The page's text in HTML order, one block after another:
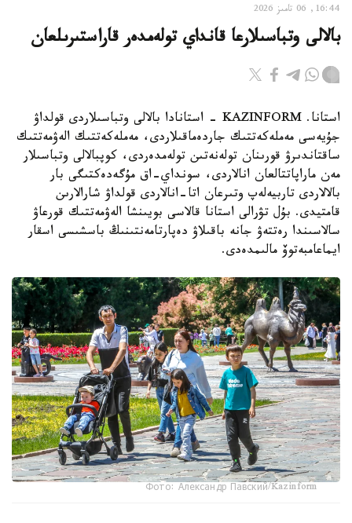
16:44, 06 تامىز 2026
بالالى وتباسىلارعا قانداي تولەمدەر قاراستىرىلعان
استانا. KAZINFORM - استانادا بالالى وتباسىلاردى قولداۋ
جۇيەسى مەملەكەتتىك جاردەماقىلاردى، مەملەكەتتىك الەۋمەتتىك
ساقتاندىرۋ قورىنان تولەنەتىن تولەمدەردى، كوپبالالى وتباسىلار
مەن ماراپاتتالعان انالاردى، سونداي-اق مۇگەدەكتىگى بار
بالالاردى تاربيەلەپ وتىرعان اتا-انالاردى قولداۋ شارالارىن
قامتيدى. بۇل تۋرالى استانا قالاسى بويىنشا الەۋمەتتىك قورعاۋ
سالاسىندا رەتتەۋ جانە باقىلاۋ دەپارتامەنتىنىڭ باسشىسى اسقار
ايماعامبەتوۆ مالىمدەدى.
Фото: Александр Павский/Kazinform